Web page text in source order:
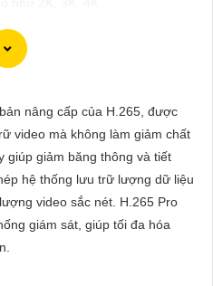
an ninh hoàn hảo
nâng cấp của H.265, được
video mà không làm giảm chất
giúp giảm băng thông và tiết
hệ thống lưu trữ lượng dữ liệu
video sắc nét. H.265 Pro
giám sát, giúp tối đa hóa